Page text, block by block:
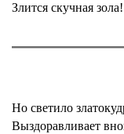
Злится скучная зола!
Но светило
Выздоравливает